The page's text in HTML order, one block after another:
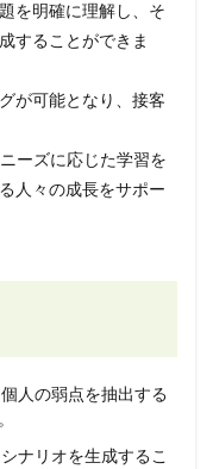
を明確に理解し、そ
することができま
が可能となり、接客
ーズに応じた学習を
人々の成長をサポー
人の弱点を抽出する
ナリオを生成するこ